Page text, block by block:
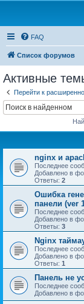
FAQ
Список форумов
Активные
Перейти к
nginx и
Последнее
Добавлено в
Ответы: 2
Ошибка
панели (ver
Последнее
Добавлено в
Ответы: 3
Nginx
Последнее
Добавлено в
Ответы: 1
Панель не
Последнее
Добавлено в